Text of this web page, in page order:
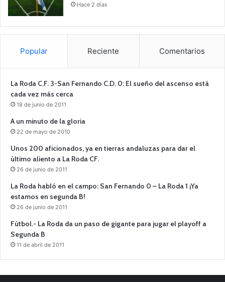
Hace 2 días
Popular Reciente Comentarios
La Roda C.F. 3-San Fernando C.D. 0: El sueño del ascenso está
cada vez más cerca
18 de junio de 2011
A un minuto de la gloria
22 de mayo de 2010
Unos 200 aficionados, ya en tierras andaluzas para dar el
último aliento a La Roda CF.
26 de junio de 2011
La Roda habló en el campo: San Fernando 0 – La Roda 1 ¡Ya
estamos en segunda B!
26 de junio de 2011
Fútbol.- La Roda da un paso de gigante para jugar el playoff a
Segunda B
11 de abril de 2011